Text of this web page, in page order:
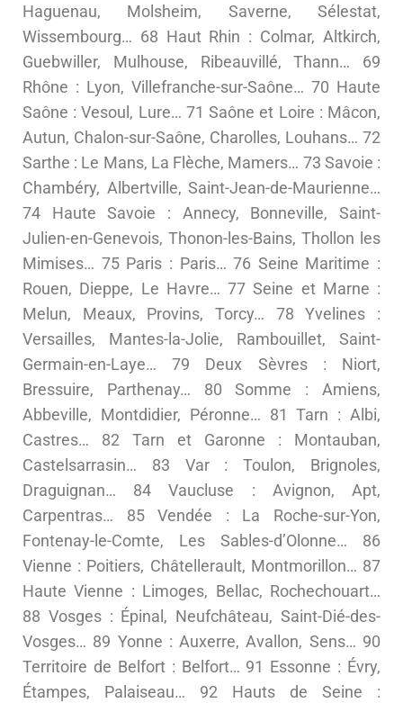
Haguenau, Molsheim, Saverne, Sélestat,
Wissembourg… 68 Haut Rhin : Colmar, Altkirch,
Guebwiller, Mulhouse, Ribeauvillé, Thann… 69
Rhône : Lyon, Villefranche-sur-Saône… 70 Haute
Saône : Vesoul, Lure… 71 Saône et Loire : Mâcon,
Autun, Chalon-sur-Saône, Charolles, Louhans… 72
Sarthe : Le Mans, La Flèche, Mamers… 73 Savoie :
Chambéry, Albertville, Saint-Jean-de-Maurienne…
74 Haute Savoie : Annecy, Bonneville, Saint-
Julien-en-Genevois, Thonon-les-Bains, Thollon les
Mimises… 75 Paris : Paris… 76 Seine Maritime :
Rouen, Dieppe, Le Havre… 77 Seine et Marne :
Melun, Meaux, Provins, Torcy… 78 Yvelines :
Versailles, Mantes-la-Jolie, Rambouillet, Saint-
Germain-en-Laye… 79 Deux Sèvres : Niort,
Bressuire, Parthenay… 80 Somme : Amiens,
Abbeville, Montdidier, Péronne… 81 Tarn : Albi,
Castres… 82 Tarn et Garonne : Montauban,
Castelsarrasin… 83 Var : Toulon, Brignoles,
Draguignan… 84 Vaucluse : Avignon, Apt,
Carpentras… 85 Vendée : La Roche-sur-Yon,
Fontenay-le-Comte, Les Sables-d’Olonne… 86
Vienne : Poitiers, Châtellerault, Montmorillon… 87
Haute Vienne : Limoges, Bellac, Rochechouart…
88 Vosges : Épinal, Neufchâteau, Saint-Dié-des-
Vosges… 89 Yonne : Auxerre, Avallon, Sens… 90
Territoire de Belfort : Belfort… 91 Essonne : Évry,
Étampes, Palaiseau… 92 Hauts de Seine :